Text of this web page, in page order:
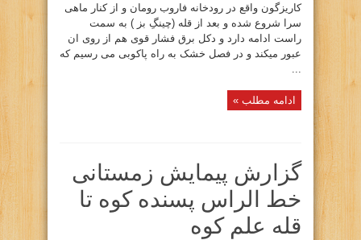
کاریزگون واقع در رودخانه فاروب رومان و از کنار ماهی
سرا شروع شده و بعد از قله (چینگِ بز ) به سمت
راست ادامه دارد و دکل برق فشار قوی هم از روی ان
عبور میکند و در فصل خشک به راه پاکوبی می رسیم که
...
ادامه مطلب »
گزارش پیمایش زمستانی
خط الراس پسنده کوه تا
قله علم کوه